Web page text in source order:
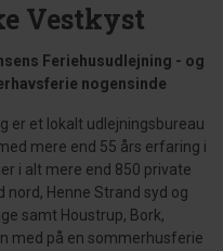
Vestkyst
Feriehusudlejning - og
nogensinde
er et lokalt udlejningsbureau
mere end 55 års erfaring i
i alt mere end 850 private
Henne Strand syd og
samt Houstrup, Bork,
med på en sommerhusferie